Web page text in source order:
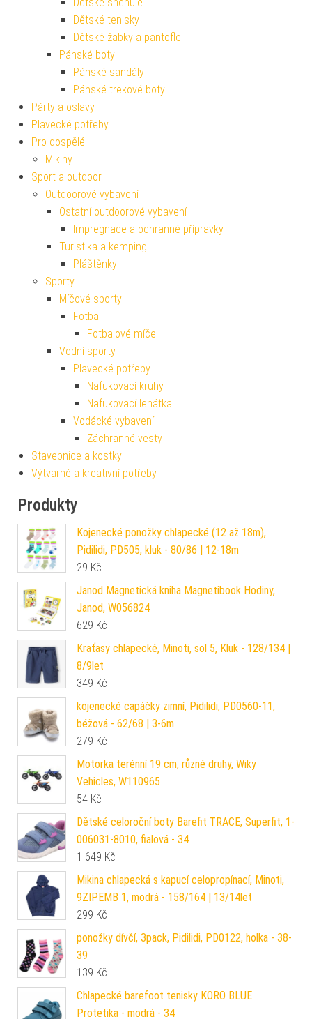
Dětské tenisky
Dětské žabky a pantofle
Pánské boty
Pánské sandály
Pánské trekové boty
Párty a oslavy
Plavecké potřeby
Pro dospělé
Mikiny
Sport a outdoor
Outdoorové vybavení
Ostatní outdoorové vybavení
Impregnace a ochranné přípravky
Turistika a kemping
Pláštěnky
Sporty
Míčové sporty
Fotbal
Fotbalové míče
Vodní sporty
Plavecké potřeby
Nafukovací kruhy
Nafukovací lehátka
Vodácké vybavení
Záchranné vesty
Stavebnice a kostky
Výtvarné a kreativní potřeby
Produkty
Kojenecké ponožky chlapecké (12 až 18m),
Pidilidi, PD505, kluk - 80/86 | 12-18m
29 Kč
Janod Magnetická kniha Magnetibook Hodiny,
Janod, W056824
629 Kč
Kraťasy chlapecké, Minoti, sol 5, Kluk - 128/134 |
8/9let
349 Kč
kojenecké capáčky zimní, Pidilidi, PD0560-11,
béžová - 62/68 | 3-6m
279 Kč
Motorka terénní 19 cm, různé druhy, Wiky
Vehicles, W110965
54 Kč
Dětské celoroční boty Barefit TRACE, Superfit, 1-
006031-8010, fialová - 34
1 649 Kč
Mikina chlapecká s kapucí celopropínací, Minoti,
9ZIPEMB 1, modrá - 158/164 | 13/14let
299 Kč
ponožky dívčí, 3pack, Pidilidi, PD0122, holka - 38-
39
139 Kč
Chlapecké barefoot tenisky KORO BLUE
Protetika - modrá - 34